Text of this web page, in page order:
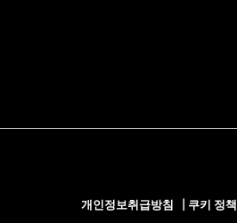
개인정보취급방침
쿠키 정책